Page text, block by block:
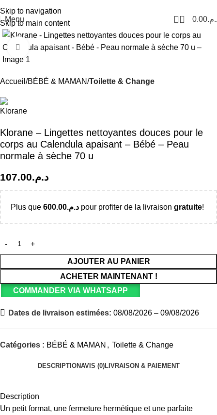
Skip to navigation
Skip to main content
Menu 0 0.00
Click to enlarge
Accueil BÉBÉ & MAMAN Toilette & Change
Klorane – Lingettes nettoyantes douces pour le
corps au Calendula apaisant – Bébé – Peau
normale à sèche 70 u
د.م.107.00
Plus que د.م.600.00 pour profiter de la livraison gratuite!
AJOUTER AU PANIER
ACHETER MAINTENANT !
COMMANDER VIA WHATSAPP
Dates de livraison estimées: 08/08/2026 – 09/08/2026
Catégories : BÉBÉ & MAMAN , Toilette & Change
DESCRIPTIONAVIS (0)LIVRAISON & PAIEMENT
Description
Un petit format, une fermeture hermétique et une parfaite